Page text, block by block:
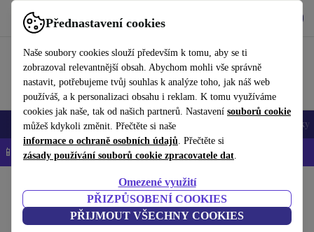
Přednastavení cookies
Naše soubory cookies slouží především k tomu, aby se ti
zobrazoval relevantnější obsah. Abychom mohli vše správně
nastavit, potřebujeme tvůj souhlas k analýze toho, jak náš web
používáš, a k personalizaci obsahu i reklam. K tomu využíváme
cookies jak naše, tak od našich partnerů. Nastavení souborů cookie
můžeš kdykoli změnit. Přečtěte si naše
informace o ochraně osobních údajů. Přečtěte si
zásady používání souborů cookie zpracovatele dat.
Omezené využití
PŘIZPŮSOBENÍ COOKIES
PŘIJMOUT VŠECHNY COOKIES
Používejte refurbed rychle a snadno
Mobily a smartphony Notebooky Tablety Doplňky
📱 -5 % NAVÍC na všechny iPhony – kód: IPHONEDEAL-
Příslušenství Počítačové příslušenství
HP Elite prezentační myš